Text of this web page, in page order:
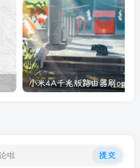
小米4A千兆版路由器刷
啦 提交